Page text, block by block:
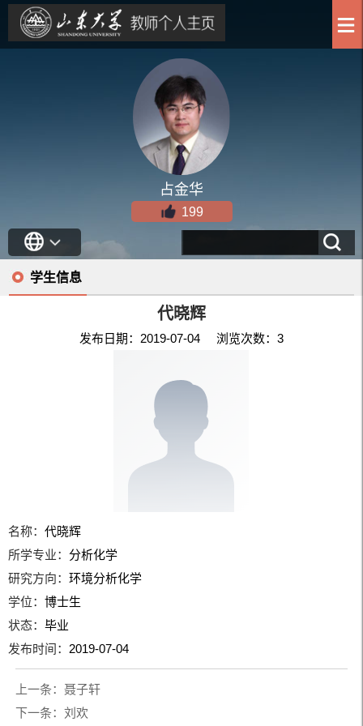
占金华
199
学生信息
代晓辉
发布日期：2019-07-04 浏览次数： 3
名称：代晓辉
所学专业：分析化学
研究方向：环境分析化学
学位：博士生
状态：毕业
发布时间： 2019-07-04
上一条： 聂子轩
下一条： 刘欢